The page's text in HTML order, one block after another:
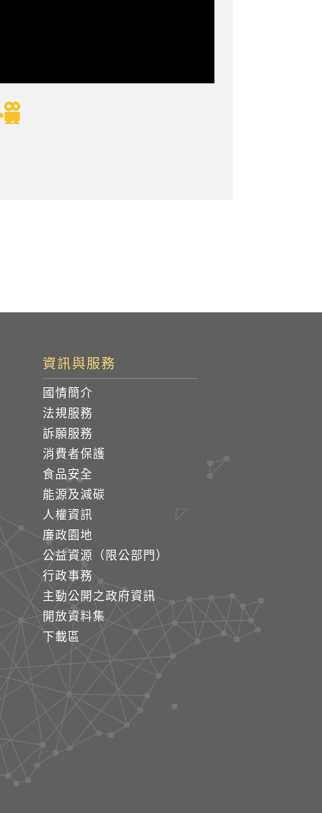
資訊與服務
國情簡介
法規服務
訴願服務
消費者保護
食品安全
能源及減碳
人權資訊
廉政園地
公益資源（限公部門）
行政事務
主動公開之政府資訊
開放資料集
下載區